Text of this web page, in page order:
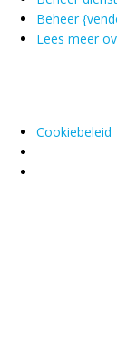
Beheer
Lees meer
Cookiebeleid